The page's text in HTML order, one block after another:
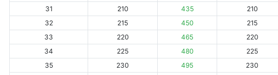
31
210 435 210
32
215 450 215
33
220 465 220
34
225 480 225
35
230 495 230